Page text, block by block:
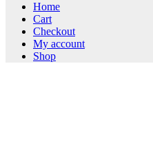
Home
Cart
Checkout
My account
Shop